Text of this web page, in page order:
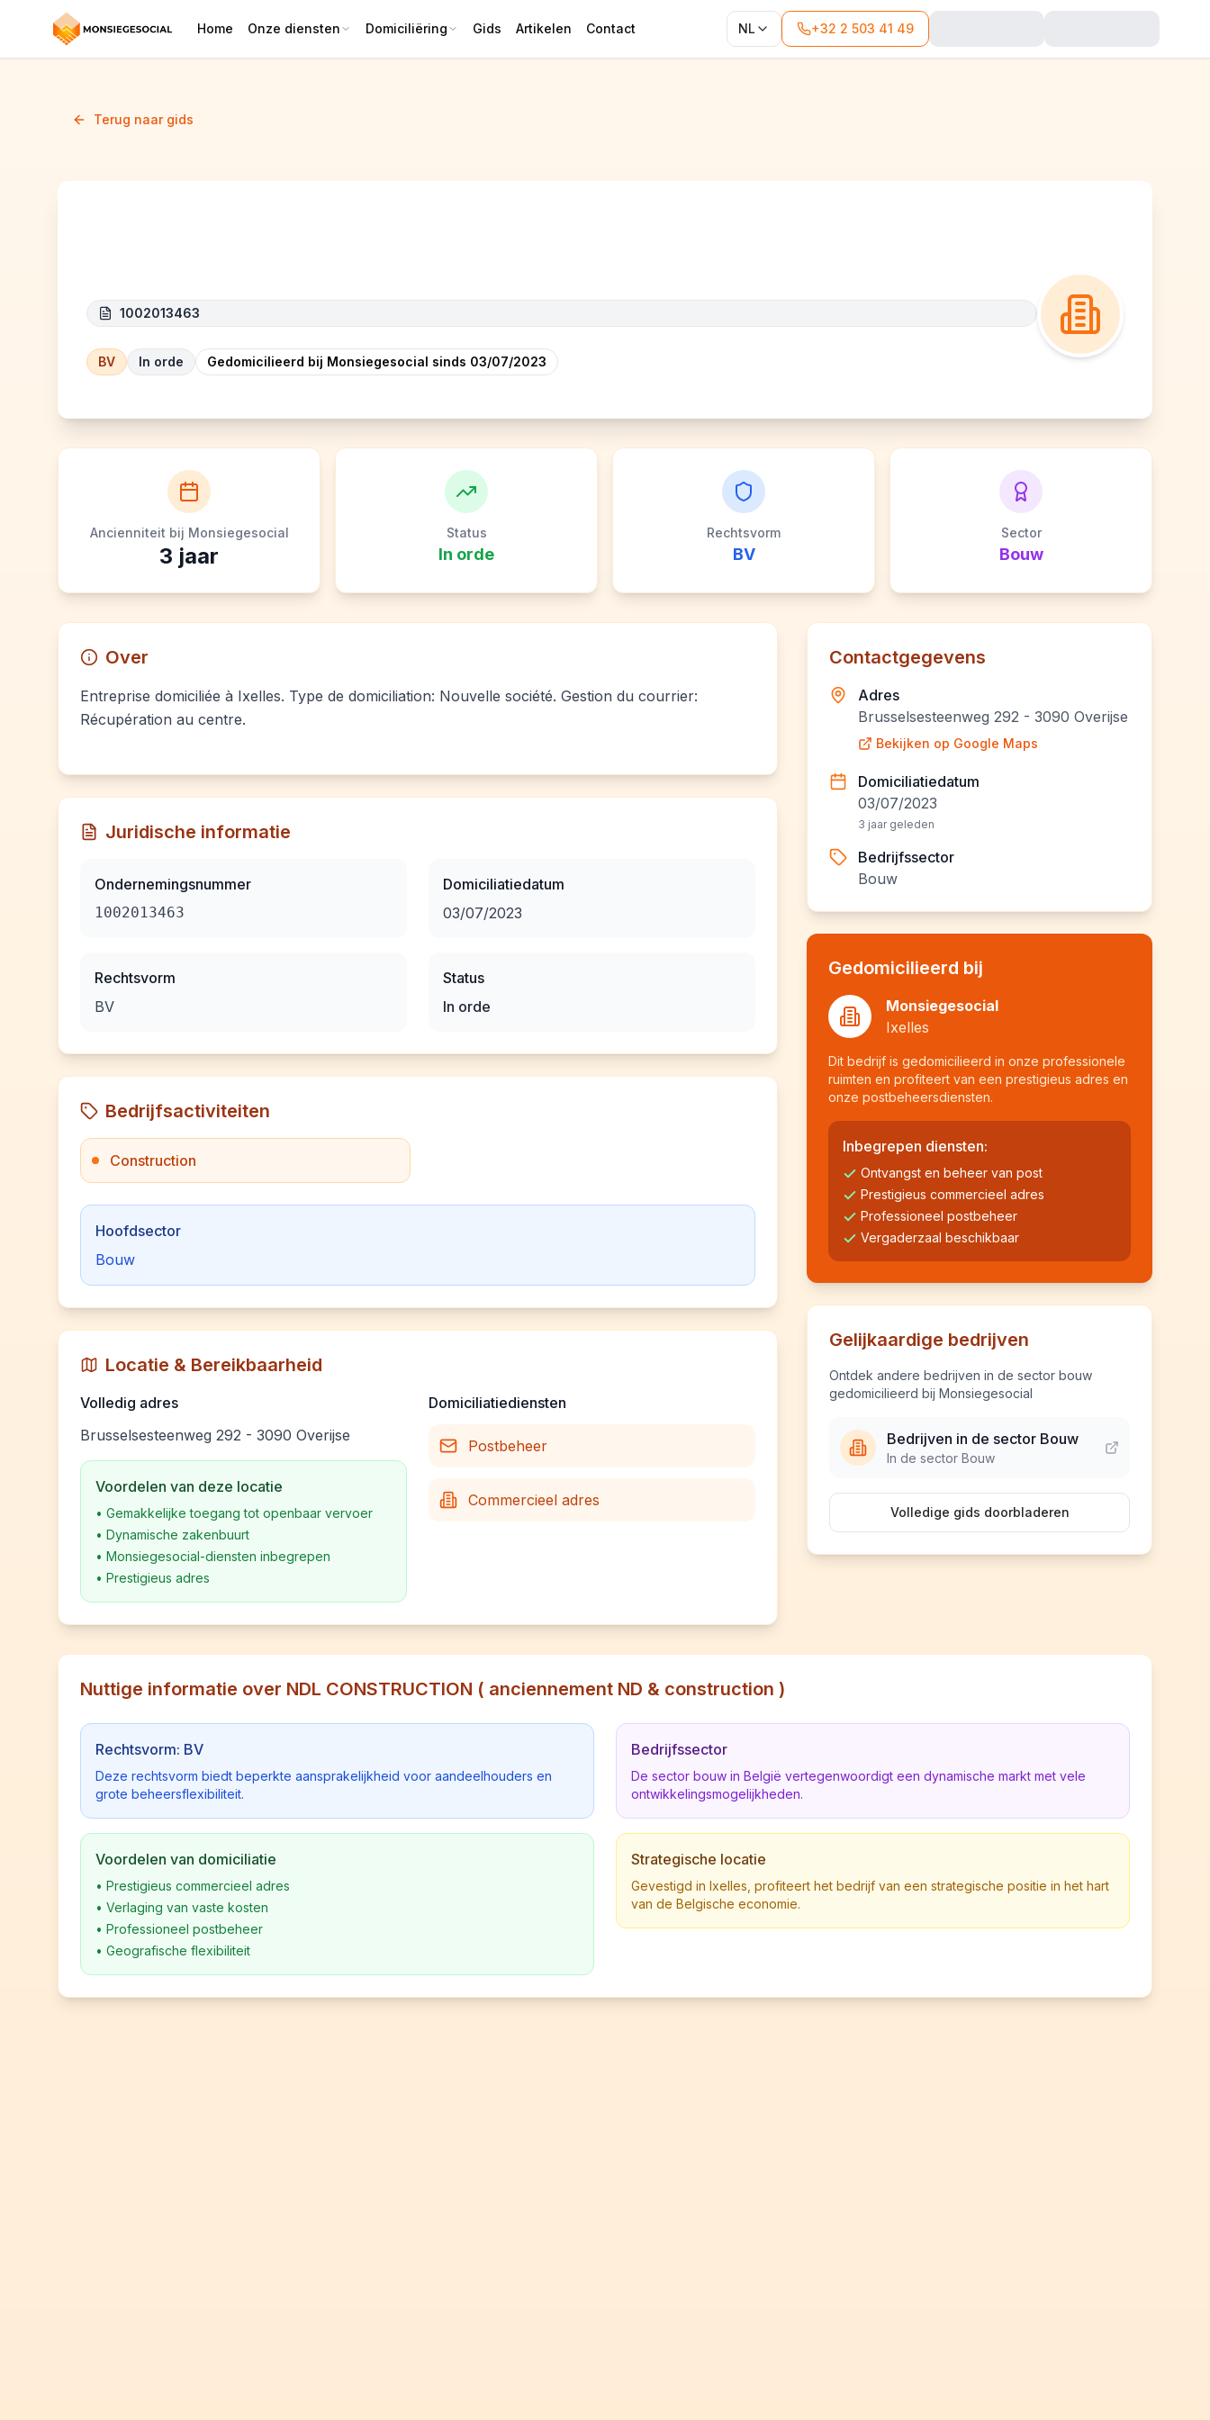
Home Onze diensten Domiciliëring Gids Artikelen Contact NL +32 2 503 41 49
Terug naar gids
1002013463
BV In orde Gedomicilieerd bij Monsiegesocial sinds 03/07/2023
Ancienniteit bij Monsiegesocial
3 jaar
Status
In orde
Rechtsvorm
BV
Sector
Bouw
Over
Entreprise domiciliée à Ixelles. Type de domiciliation: Nouvelle société. Gestion du courrier:
Récupération au centre.
Juridische informatie
Ondernemingsnummer
1002013463
Rechtsvorm
BV
Domiciliatiedatum
03/07/2023
Status
In orde
Bedrijfsactiviteiten
Construction
Hoofdsector
Bouw
Locatie & Bereikbaarheid
Volledig adres
Brusselsesteenweg 292 - 3090 Overijse
Voordelen van deze locatie
• Gemakkelijke toegang tot openbaar vervoer
• Dynamische zakenbuurt
• Monsiegesocial-diensten inbegrepen
• Prestigieus adres
Domiciliatiediensten
Postbeheer
Commercieel adres
Contactgegevens
Adres
Brusselsesteenweg 292 - 3090 Overijse
Bekijken op Google Maps
Domiciliatiedatum
03/07/2023
3 jaar geleden
Bedrijfssector
Bouw
Gedomicilieerd bij
Monsiegesocial
Ixelles
Dit bedrijf is gedomicilieerd in onze professionele
ruimten en profiteert van een prestigieus adres en
onze postbeheersdiensten.
Inbegrepen diensten:
Ontvangst en beheer van post
Prestigieus commercieel adres
Professioneel postbeheer
Vergaderzaal beschikbaar
Gelijkaardige bedrijven
Ontdek andere bedrijven in de sector bouw
gedomicilieerd bij Monsiegesocial
Bedrijven in de sector Bouw
In de sector Bouw
Volledige gids doorbladeren
Nuttige informatie over NDL CONSTRUCTION ( anciennement ND & construction )
Rechtsvorm: BV
Deze rechtsvorm biedt beperkte aansprakelijkheid voor aandeelhouders en
grote beheersflexibiliteit.
Voordelen van domiciliatie
• Prestigieus commercieel adres
• Verlaging van vaste kosten
• Professioneel postbeheer
• Geografische flexibiliteit
Bedrijfssector
De sector bouw in België vertegenwoordigt een dynamische markt met vele
ontwikkelingsmogelijkheden.
Strategische locatie
Gevestigd in Ixelles, profiteert het bedrijf van een strategische positie in het hart
van de Belgische economie.